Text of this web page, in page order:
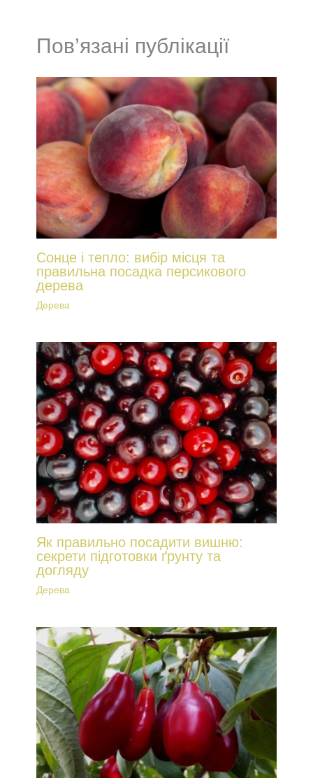
Пов’язані публікації
Сонце і тепло: вибір місця та
правильна посадка персикового
дерева
Дерева
Як правильно посадити вишню:
секрети підготовки ґрунту та
догляду
Дерева